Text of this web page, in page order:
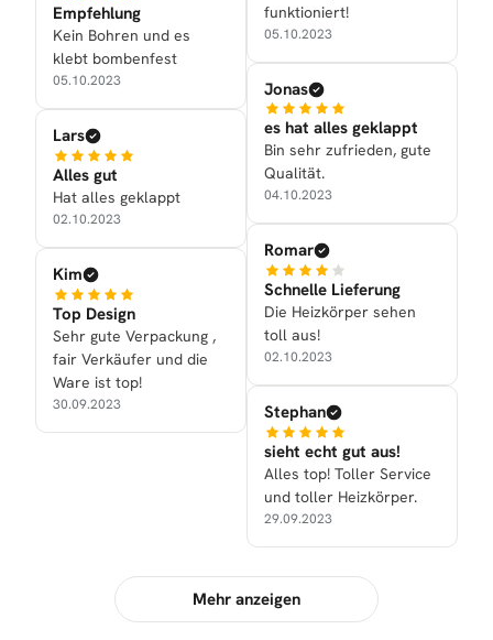
Empfehlung
Kein Bohren und es
klebt bombenfest
05.10.2023
Lars
Alles gut
Hat alles geklappt
02.10.2023
Kim
Top Design
Sehr gute Verpackung ,
fair Verkäufer und die
Ware ist top!
30.09.2023
funktioniert!
05.10.2023
Jonas
es hat alles geklappt
Bin sehr zufrieden, gute
Qualität.
04.10.2023
Romar
Schnelle Lieferung
Die Heizkörper sehen
toll aus!
02.10.2023
Stephan
sieht echt gut aus!
Alles top! Toller Service
und toller Heizkörper.
29.09.2023
Mehr anzeigen